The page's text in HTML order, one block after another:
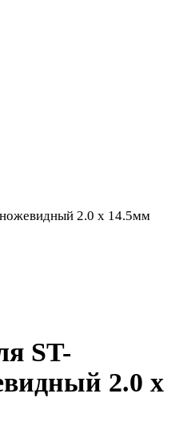
2.0 х 14.5мм
ST-
2.0 х